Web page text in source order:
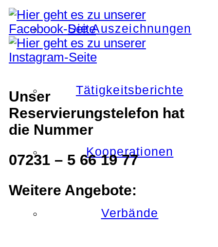
Die Auszeichnungen
Tätigkeitsberichte
Kooperationen
Verbände
Unser
Reservierungstelefon hat
die Nummer
07231 – 5 66 19 77
Weitere Angebote: